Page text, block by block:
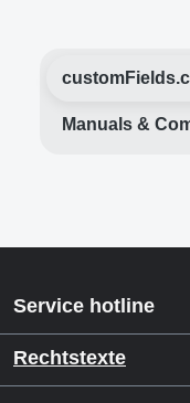
Manuals &
Service hotline
Rechtstexte